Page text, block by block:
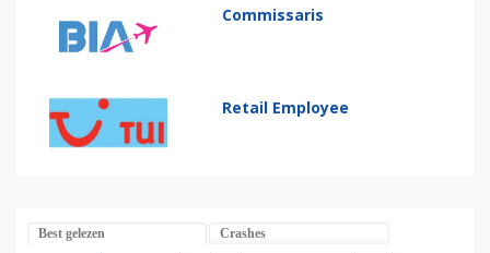
Commissaris
Retail Employee
Best gelezen Crashes